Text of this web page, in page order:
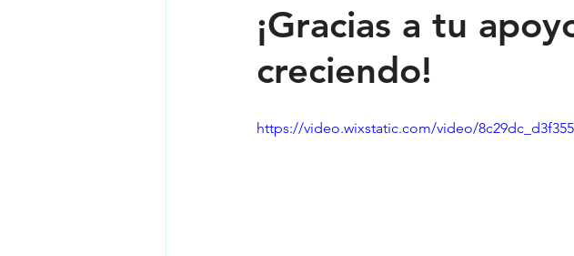
¡Gracias a tu
creciendo!
https://video.wixstatic.com/video/